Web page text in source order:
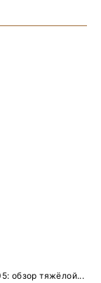
обзор тяжёлой...